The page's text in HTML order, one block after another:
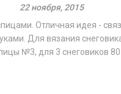
22 ноября, 2015
Отличная идея -
Для вязания
№3, для 3 снеговиков 80